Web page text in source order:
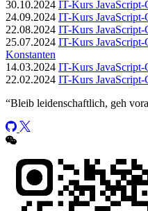
30.10.2024 IT-Kurs JavaScript-
24.09.2024 IT-Kurs
22.08.2024 IT-Kurs JavaScript-
25.07.2024 IT-Kurs JavaScript-
Konstanten
14.03.2024 IT-Kurs JavaScript-
22.02.2024 IT-Kurs JavaScript-
“Bleib leidenschaftlich, geh